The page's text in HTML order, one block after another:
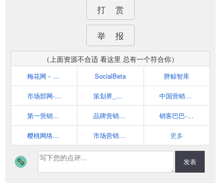
打 赏
举 报
（上面资源不合适 看这里 总有一个符合你）
梅花网－营销者的信息中心 SocialBeta 胖鲸智库
市场部网-你的云端市场部 策划界_最专业的品牌营销策划交流平台 中国营销网门户-第一赢销网
第一营销网 cmmo.cn 品牌营销案例分析_互联网营销策划学习平台-猴哥营销笔记 销客巴巴-市场营销案例分析及网络营销策略学习平台
樱桃网络营销博客 市场营销智库--广告、公关、互动领域垂直资讯门户 更多
发表